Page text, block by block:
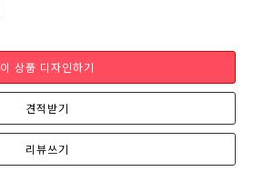
이 상품 디자인하기
견적받기
리뷰쓰기